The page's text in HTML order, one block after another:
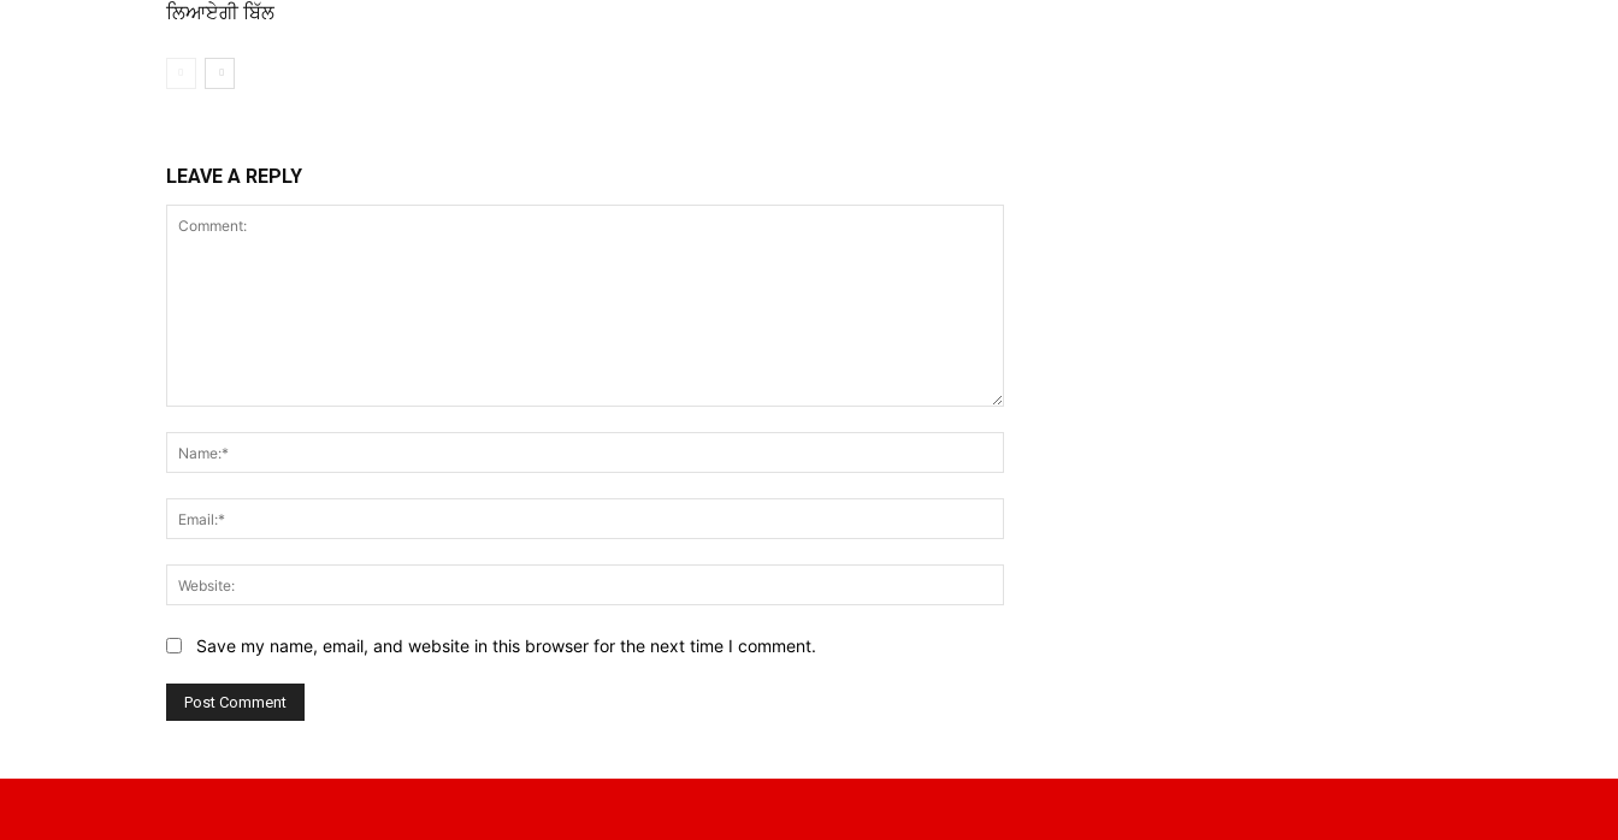
ਲਿਆਏਗੀ ਬਿੱਲ
LEAVE A REPLY
Save my name, email, and website in this browser for the next time I comment.